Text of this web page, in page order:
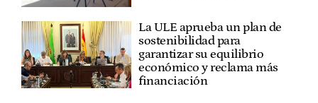
La ULE aprueba un plan de
sostenibilidad para
garantizar su equilibrio
económico y reclama más
financiación